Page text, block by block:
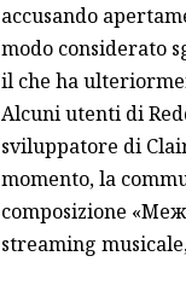
accusando
modo considerato
il che ha
Alcuni utenti di
sviluppatore di
momento, la
composizione
streaming